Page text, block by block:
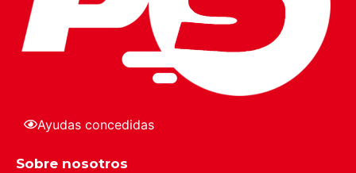
Ayudas concedidas
Sobre nosotros